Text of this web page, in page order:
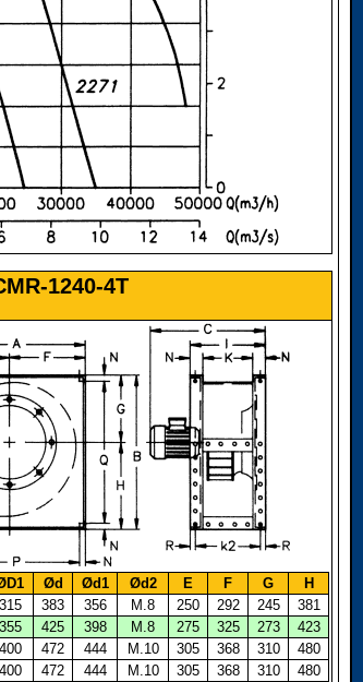
1240-4T
Ød Ød1 Ød2 E F G
H
315 383 356 M.8 250 292 245
381
355 425 398 M.8 275 325 273
423
400 472 444 M.10 305 368 310
480
400 472 444 M.10 305 368 310
480